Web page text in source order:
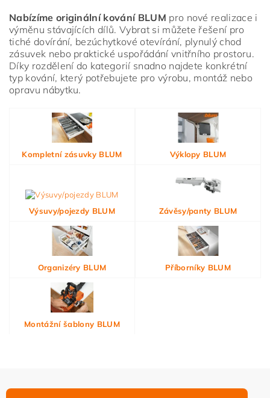
Vložením hodnocení souhlasíte s
osobních údajů
Nabízíme originální kování BLUM pro nové realizace i
výměnu stávajících dílů. Vybrat si můžete řešení pro
tiché dovírání, bezúchytkové otevírání, plynulý chod
zásuvek nebo praktické uspořádání vnitřního prostoru.
Díky rozdělení do kategorií snadno najdete konkrétní
typ kování, který potřebujete pro výrobu, montáž nebo
opravu nábytku.
Kompletní zásuvky BLUM Výklopy BLUM
Výsuvy/pojezdy BLUM Závěsy/panty BLUM
Organizéry BLUM Příborníky BLUM
Montážní šablony BLUM